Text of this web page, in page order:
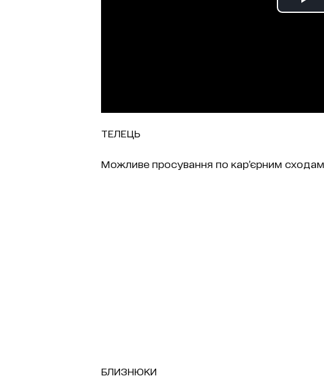
ТЕЛЕЦЬ
Можливе просування по кар’єрним
БЛИЗНЮКИ